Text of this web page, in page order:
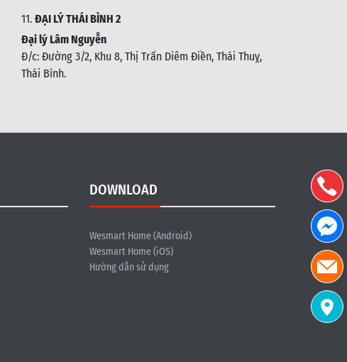
11. ĐẠI LÝ THÁI BÌNH 2
Đại lý Lâm Nguyễn
Đ/c: Đường 3/2, Khu 8, Thị Trấn Diêm Điền, Thái Thuỵ,
Thái Bình.
DOWNLOAD
Wesmart Home (Android)
Wesmart Home (iOS)
Hướng dẫn sử dụng